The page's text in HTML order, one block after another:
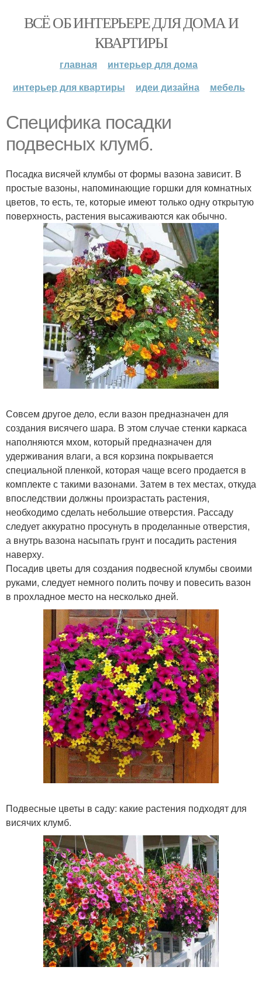
ВСЁ ОБ ИНТЕРЬЕРЕ ДЛЯ ДОМА И
КВАРТИРЫ
главная
интерьер для дома
интерьер для квартиры
идеи дизайна мебель
Специфика посадки
подвесных клумб.
Посадка висячей клумбы от формы вазона зависит. В
простые вазоны, напоминающие горшки для комнатных
цветов, то есть, те, которые имеют только одну открытую
поверхность, растения высаживаются как обычно.
Совсем другое дело, если вазон предназначен для
создания висячего шара. В этом случае стенки каркаса
наполняются мхом, который предназначен для
удерживания влаги, а вся корзина покрывается
специальной пленкой, которая чаще всего продается в
комплекте с такими вазонами. Затем в тех местах, откуда
впоследствии должны произрастать растения,
необходимо сделать небольшие отверстия. Рассаду
следует аккуратно просунуть в проделанные отверстия,
а внутрь вазона насыпать грунт и посадить растения
наверху.
Посадив цветы для создания подвесной клумбы своими
руками, следует немного полить почву и повесить вазон
в прохладное место на несколько дней.
Подвесные цветы в саду: какие растения подходят для
висячих клумб.